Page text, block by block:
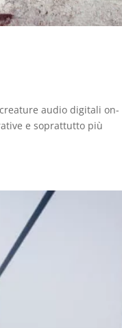
audio digitali on-
e soprattutto più